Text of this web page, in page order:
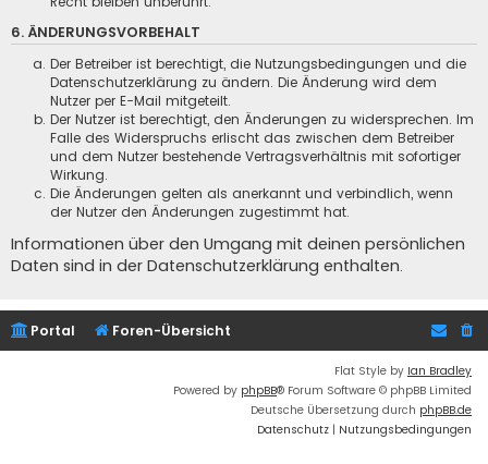
6. ÄNDERUNGSVORBEHALT
Der Betreiber ist berechtigt, die Nutzungsbedingungen und die
Datenschutzerklärung zu ändern. Die Änderung wird dem
Nutzer per E-Mail mitgeteilt.
Der Nutzer ist berechtigt, den Änderungen zu widersprechen. Im
Falle des Widerspruchs erlischt das zwischen dem Betreiber
und dem Nutzer bestehende Vertragsverhältnis mit sofortiger
Wirkung.
Die Änderungen gelten als anerkannt und verbindlich, wenn
der Nutzer den Änderungen zugestimmt hat.
Informationen über den Umgang mit deinen persönlichen
Daten sind in der Datenschutzerklärung enthalten.
Portal Foren-Übersicht
Flat Style by Ian Bradley
Powered by phpBB® Forum Software © phpBB Limited
Deutsche Übersetzung durch phpBB.de
Datenschutz | Nutzungsbedingungen